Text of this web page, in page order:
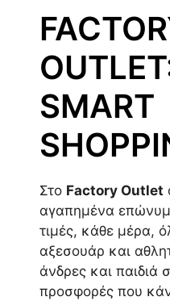
SMART
Στο Factory Outlet
αγαπημένα
τιμές, κάθε μέρα,
αξεσουάρ και
άνδρες και παιδιά
προσφορές που